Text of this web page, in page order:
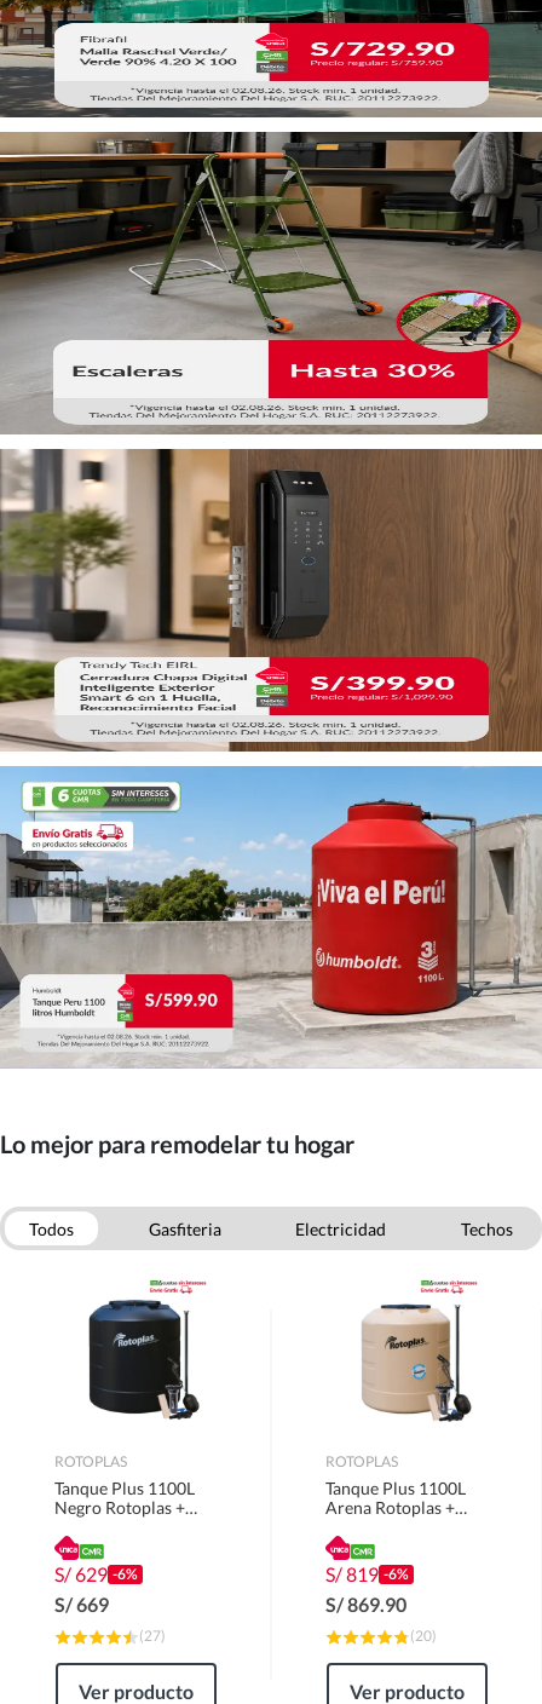
Lo mejor para remodelar tu hogar
Todos Gasfiteria Electricidad
Techos
ROTOPLAS
Tanque Plus 1100L
Negro Rotoplas +
S/629 -6%
S/669
(27)
Ver producto
ROTOPLAS
Tanque Plus 1100L
Arena Rotoplas +
S/819 -6%
S/869.90
(20)
Ver producto